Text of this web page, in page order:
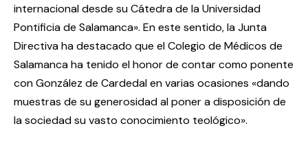
internacional desde su Cátedra de la Universidad
Pontificia de Salamanca». En este sentido, la Junta
Directiva ha destacado que el Colegio de Médicos de
Salamanca ha tenido el honor de contar como ponente
con González de Cardedal en varias ocasiones «dando
muestras de su generosidad al poner a disposición de
la sociedad su vasto conocimiento teológico».